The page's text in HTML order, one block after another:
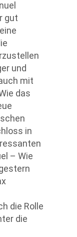
gut
und
mit
das
in
– Wie
die Rolle
die